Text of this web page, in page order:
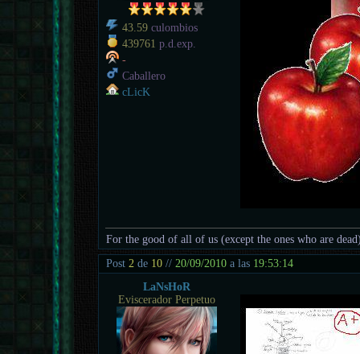
43.59 culombios
439761 p.d.exp.
-
Caballero
cLicK
For the good of all of us (except the ones who are
Post2 de 10 //20/09/2010 a las 19:53:14
LaNsHoR
Eviscerador Perpetuo